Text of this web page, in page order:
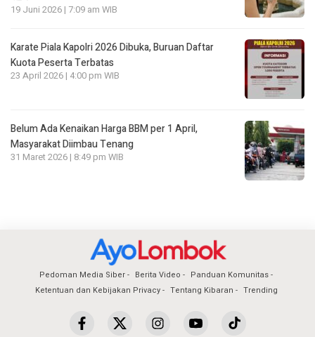
19 Juni 2026 | 7:09 am WIB
Karate Piala Kapolri 2026 Dibuka, Buruan Daftar
Kuota Peserta Terbatas
23 April 2026 | 4:00 pm WIB
Belum Ada Kenaikan Harga BBM per 1 April,
Masyarakat Diimbau Tenang
31 Maret 2026 | 8:49 pm WIB
Pedoman Media Siber Berita Video
Panduan Komunitas
Ketentuan dan Kebijakan Privacy
Tentang Kibaran Trending